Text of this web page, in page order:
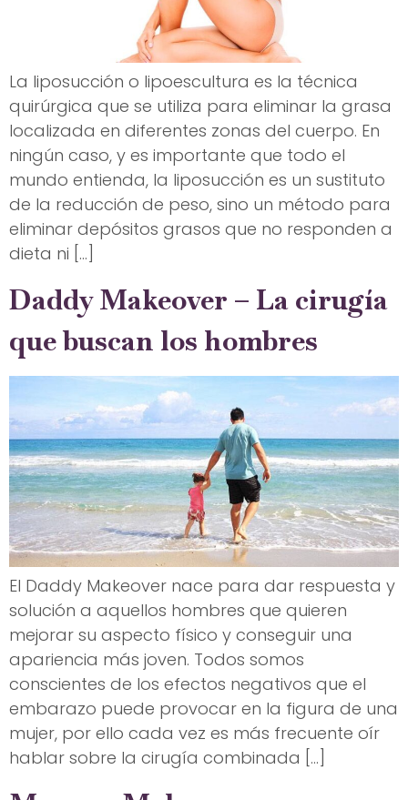
La liposucción o lipoescultura es la técnica
quirúrgica que se utiliza para eliminar la grasa
localizada en diferentes zonas del cuerpo. En
ningún caso, y es importante que todo el
mundo entienda, la liposucción es un sustituto
de la reducción de peso, sino un método para
eliminar depósitos grasos que no responden a
dieta ni […]
Daddy Makeover – La cirugía
que buscan los hombres
El Daddy Makeover nace para dar respuesta y
solución a aquellos hombres que quieren
mejorar su aspecto físico y conseguir una
apariencia más joven. Todos somos
conscientes de los efectos negativos que el
embarazo puede provocar en la figura de una
mujer, por ello cada vez es más frecuente oír
hablar sobre la cirugía combinada […]